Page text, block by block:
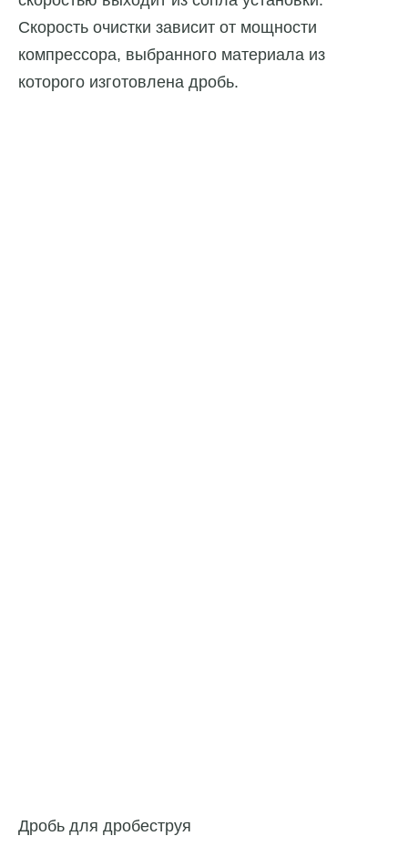
Скорость очистки зависит от мощности
компрессора, выбранного материала из
которого изготовлена дробь.
Дробь для дробеструя